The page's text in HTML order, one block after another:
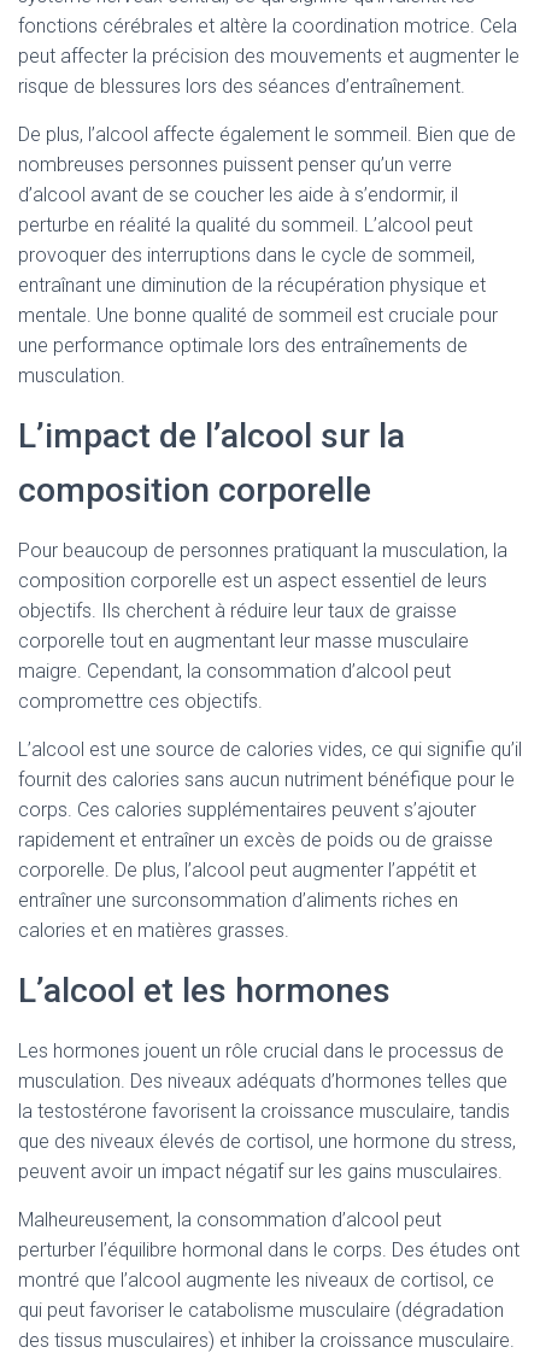
fonctions cérébrales et altère la coordination motrice. Cela
peut affecter la précision des mouvements et augmenter le
risque de blessures lors des séances d’entraînement.
De plus, l’alcool affecte également le sommeil. Bien que de
nombreuses personnes puissent penser qu’un verre
d’alcool avant de se coucher les aide à s’endormir, il
perturbe en réalité la qualité du sommeil. L’alcool peut
provoquer des interruptions dans le cycle de sommeil,
entraînant une diminution de la récupération physique et
mentale. Une bonne qualité de sommeil est cruciale pour
une performance optimale lors des entraînements de
musculation.
L’impact de l’alcool sur la
composition corporelle
Pour beaucoup de personnes pratiquant la musculation, la
composition corporelle est un aspect essentiel de leurs
objectifs. Ils cherchent à réduire leur taux de graisse
corporelle tout en augmentant leur masse musculaire
maigre. Cependant, la consommation d’alcool peut
compromettre ces objectifs.
L’alcool est une source de calories vides, ce qui signifie qu’il
fournit des calories sans aucun nutriment bénéfique pour le
corps. Ces calories supplémentaires peuvent s’ajouter
rapidement et entraîner un excès de poids ou de graisse
corporelle. De plus, l’alcool peut augmenter l’appétit et
entraîner une surconsommation d’aliments riches en
calories et en matières grasses.
L’alcool et les hormones
Les hormones jouent un rôle crucial dans le processus de
musculation. Des niveaux adéquats d’hormones telles que
la testostérone favorisent la croissance musculaire, tandis
que des niveaux élevés de cortisol, une hormone du stress,
peuvent avoir un impact négatif sur les gains musculaires.
Malheureusement, la consommation d’alcool peut
perturber l’équilibre hormonal dans le corps. Des études ont
montré que l’alcool augmente les niveaux de cortisol, ce
qui peut favoriser le catabolisme musculaire (dégradation
des tissus musculaires) et inhiber la croissance musculaire.